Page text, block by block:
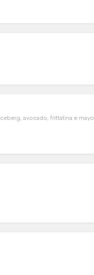
avocado, frittatina e mayo